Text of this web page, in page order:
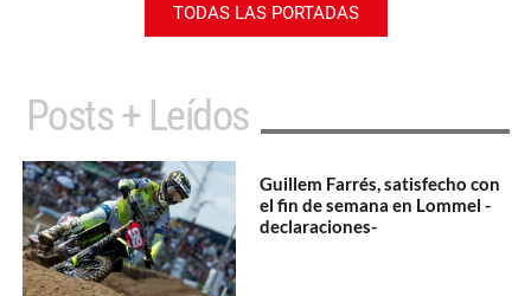
TODAS LAS PORTADAS
Posts + Leídos
Guillem Farrés, satisfecho con
el fin de semana en Lommel -
declaraciones-